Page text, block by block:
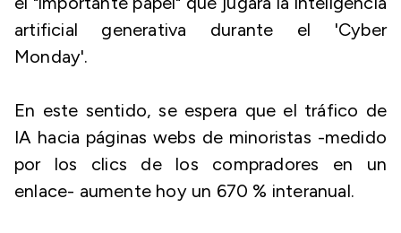
artificial generativa durante el 'Cyber
Monday'.
En este sentido, se espera que el tráfico de
IA hacia páginas webs de minoristas -medido
por los clics de los compradores en un
enlace- aumente hoy un 670 % interanual.